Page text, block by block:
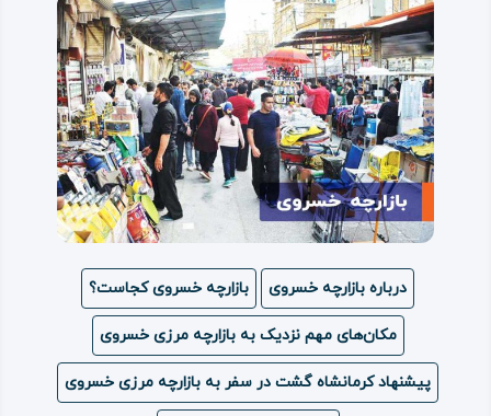
روستاهای
اقامتگاه
درباره بازارچه خسروی بازارچه خسروی کجاست؟
مکان‌های مهم نزدیک به بازارچه مرزی خسروی
پیشنهاد کرمانشاه گشت در سفر به بازارچه مرزی خسروی